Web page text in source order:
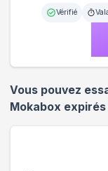
Vérifié
Vous pouvez
Mokabox